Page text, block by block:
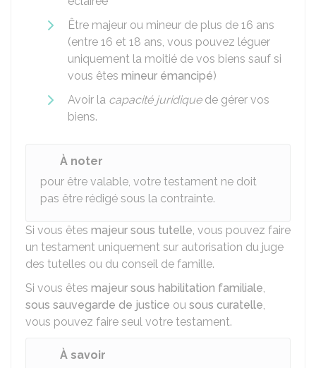
Être majeur ou mineur de plus de 16 ans
(entre 16 et 18 ans, vous pouvez léguer
uniquement la moitié de vos biens sauf si
vous êtes mineur émancipé)
Avoir la capacité juridiquede gérer vos
biens.
À noter
pour être valable, votre testament ne doit
pas être rédigé sous la contrainte.
Si vous êtes majeur sous tutelle, vous pouvez faire
un testament uniquement sur autorisation du juge
des tutelles ou du conseil de famille.
Si vous êtes majeur sous habilitation familiale,
sous sauvegarde de justice ou sous curatelle,
vous pouvez faire seul votre testament.
À savoir